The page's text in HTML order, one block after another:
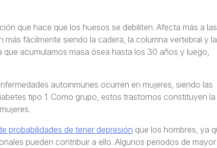
que hace que los huesos se debiliten. Afecta más a las
fácilmente siendo la cadera, la columna vertebral y la
acumulamos masa ósea hasta los 30 años y luego,
autoinmunes ocurren en mujeres, siendo las
tipo 1. Como grupo, estos trastornos constituyen la
probabilidades de tener depresión que los hombres, ya
pueden contribuir a ello. Algunos periodos de mayor